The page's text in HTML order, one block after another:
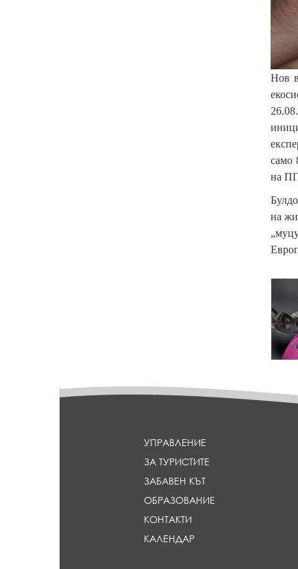
Нов
само
на
на
a
r
a
m
e
УПРАВЛЕНИЕ
ЗА ТУРИСТИТЕ
ЗАБАВЕН КЪТ
ОБРАЗОВАНИЕ
КОНТАКТИ
КАЛЕНДАР